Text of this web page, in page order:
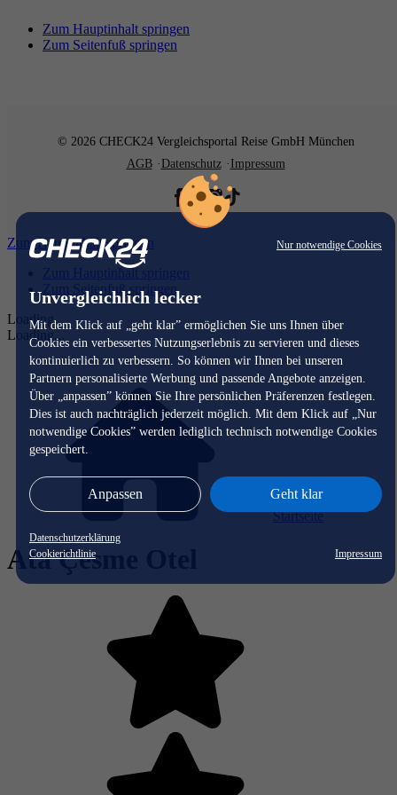
Nur notwendige Cookies
Unvergleichlich lecker
Mit dem Klick auf „geht klar” ermöglichen Sie uns Ihnen über
Cookies ein verbessertes Nutzungserlebnis zu servieren und dieses
kontinuierlich zu verbessern. So können wir Ihnen bei unseren
Partnern personalisierte Werbung und passende Angebote anzeigen.
Über „anpassen” können Sie Ihre persönlichen Präferenzen festlegen.
Dies ist auch nachträglich jederzeit möglich. Mit dem Klick auf „Nur
notwendige Cookies” werden lediglich technisch notwendige Cookies
gespeichert.
Anpassen Geht klar
Datenschutzerklärung
Cookierichtlinie
Impressum
Zum Hauptinhalt springen
Zum Seitenfuß springen
© 2026 CHECK24 Vergleichsportal Reise GmbH München
AGB
Datenschutz Impressum
Zum Hauptinhalt springen
Zum Hauptinhalt springen
Zum Seitenfuß springen
Loading...
Loading...
Startseite
Ata Çesme Otel